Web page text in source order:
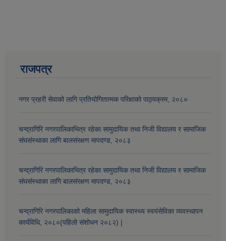
राजपत्र
नगर प्रहरी सेवाको लागि प्रतियोगितात्मक परिक्षाको पाठ्यक्रम, २०८०
चन्द्रागिरि नगरपालिकाभित्र रहेका सामुदायिक तथा निजी विद्यालय र सामाजिक
संघसंस्थाका लागि बालसंरक्षण मापदण्ड, २०८३
चन्द्रागिरि नगरपालिकाभित्र रहेका सामुदायिक तथा निजी विद्यालय र सामाजिक
संघसंस्थाका लागि बालसंरक्षण मापदण्ड, २०८३
चन्द्रागिरि नगरपालिकाको महिला सामुदायिक स्वास्थ्य स्वयंसेविका व्यवस्थापन
कार्यविधि, २०८०(पहिलो संशोधन २०८२) |